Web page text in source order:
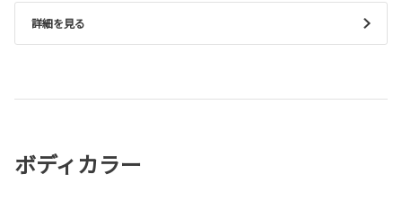
詳細を見る
ボディカラー